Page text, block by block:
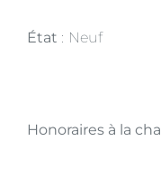
État Neuf
Honoraires à la